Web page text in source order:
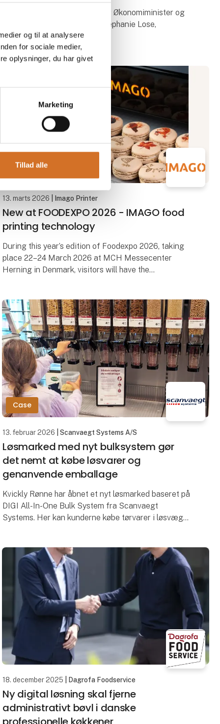
og til at analysere
for sociale medier,
oplysninger, du har givet
Marketing
Tillad alle
Mandag den 23. marts gæster Økonomiminister og
Næstformand for Venstre, Stephanie Lose,
Foodexpo.
Her vil Økonomiministeren overrække
førstepræmien i fagkonkurrencen Danmarks Bedste
13. marts 2026 | Imago Printer
New at FOODEXPO 2026 - IMAGO food
printing technology
During this year’s edition of Foodexpo 2026, taking
place 22–24 March 2026 at MCH Messecenter
Herning in Denmark, visitors will have the
Case
13. februar 2026 | Scanvaegt Systems A/S
Løsmarked med nyt bulksystem gør
det nemt at købe løsvarer og
genanvende emballage
Kvickly Rønne har åbnet et nyt løsmarked baseret på
DIGI All-In-One Bulk System fra Scanvaegt
Systems. Her kan kunderne købe tørvarer i løsvægt
18. december 2025 | Dagrofa Foodservice
Ny digital løsning skal fjerne
administrativt bøvl i danske